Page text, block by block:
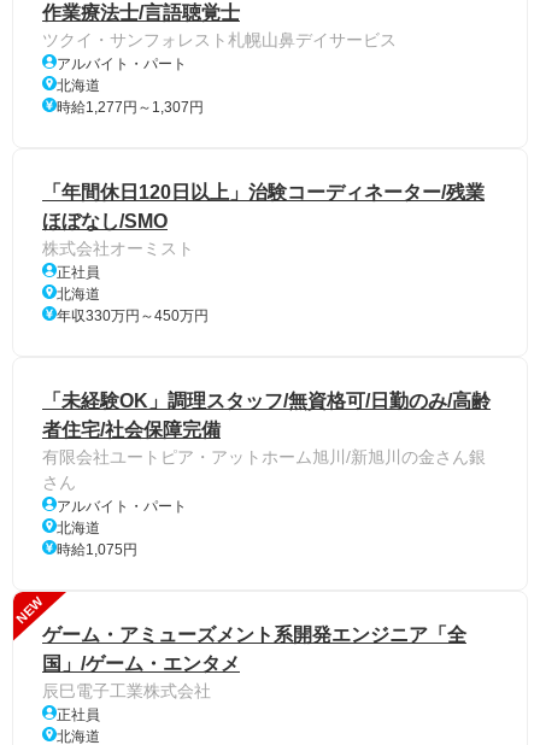
作業療法士/言語聴覚士
ツクイ・サンフォレスト札幌山鼻デイサービス
アルバイト・パート
北海道
時給1,277円～1,307円
「年間休日120日以上」治験コーディネーター/残業
ほぼなし/SMO
株式会社オーミスト
正社員
北海道
年収330万円～450万円
「未経験OK」調理スタッフ/無資格可/日勤のみ/高齢
者住宅/社会保障完備
有限会社ユートピア・アットホーム旭川/新旭川の金さん銀
さん
アルバイト・パート
北海道
時給1,075円
NEW
ゲーム・アミューズメント系開発エンジニア「全
国」/ゲーム・エンタメ
辰巳電子工業株式会社
正社員
北海道